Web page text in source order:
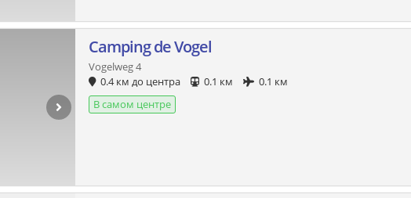
Camping de Vogel
Vogelweg 4
0.4 км до центра
0.1 км
0.1 км
В самом центре